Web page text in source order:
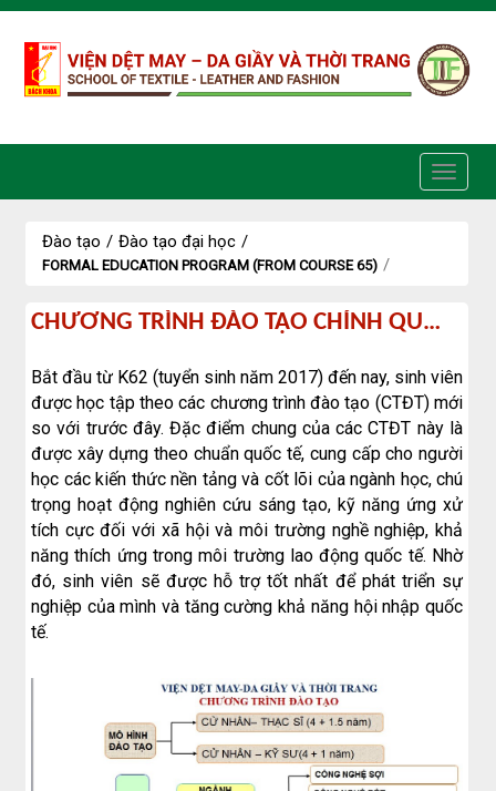
Truy cập nội dung luôn
Đào tạo / Đào tạo đại học /
FORMAL EDUCATION PROGRAM (FROM COURSE 65) /
Chương
đào
tạo
chính
quy
(từ
K65)
CHƯƠNG TRÌNH ĐÀO TẠO CHÍNH QUY (TỪ K65)
Bắt đầu từ K62 (tuyển sinh năm 2017) đến nay, sinh viên
được học tập theo các chương trình đào tạo (CTĐT) mới
so với trước đây. Đặc điểm chung của các CTĐT này là
được xây dựng theo chuẩn quốc tế, cung cấp cho người
học các kiến thức nền tảng và cốt lõi của ngành học, chú
trọng hoạt động nghiên cứu sáng tạo, kỹ năng ứng xử
tích cực đối với xã hội và môi trường nghề nghiệp, khả
năng thích ứng trong môi trường lao động quốc tế. Nhờ
đó, sinh viên sẽ được hỗ trợ tốt nhất để phát triển sự
nghiệp của mình và tăng cường khả năng hội nhập quốc
tế.